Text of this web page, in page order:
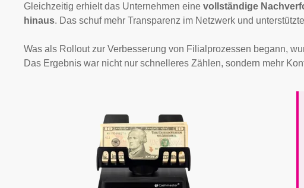
Gleichzeitig erhielt das Unternehmen eine vollständige
hinaus. Das schuf mehr Transparenz im Netzwerk und
Was als Rollout zur Verbesserung von Filialprozessen begann,
Das Ergebnis war nicht nur schnelleres Zählen, sondern mehr